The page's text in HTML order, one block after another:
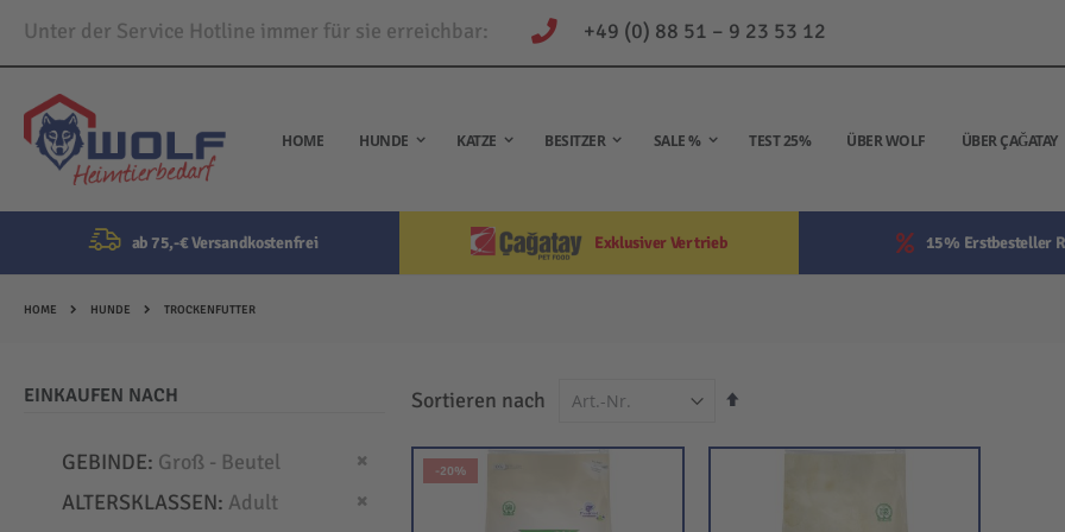
Unter der Service Hotline immer für sie erreichbar: +49 (0) 88 51 – 9 23 53 12
Direkt
zum
Inhalt
HOME HUNDE KATZE BESITZER SALE % TEST 25% ÜBER WOLF ÜBER ÇAĞATAY
ab 75,-€ Versandkostenfrei Exklusiver Vertrieb 15% Erstbesteller
HOME HUNDE TROCKENFUTTER
Sortieren nach
In
Reihenfolge
-20%
EINKAUFEN NACH
GEBINDE Groß - Beutel
Dies entfernen
ALTERSKLASSEN Adult